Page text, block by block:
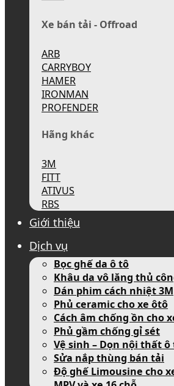
Xe bán tải - Offroad
ARB
CARRYBOY
HAMER
IRONMAN
PROFENDER
Hãng khác
3M
FITT
ATIVUS
RBS
Giới thiệu
Dịch vụ
Bọc ghế da ô tô
Khâu da vô lăng thủ
Dán phim cách nhiệt 3M
Phủ ceramic cho xe ôtô
Cách âm chống ồn cho
Phủ gầm chống gỉ sét
Vệ sinh – Dọn nội thất ô
Sửa nắp thùng bán tải
Độ ghế Limousine cho